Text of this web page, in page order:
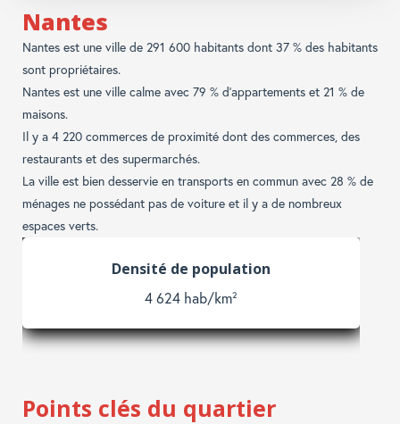
Points clés du quartier
Nantes
Nantes est une ville de 291 600 habitants dont 37 % des habitants
sont propriétaires.
Nantes est une ville calme avec 79 % d'appartements et 21 % de
maisons.
Il y a 4 220 commerces de proximité dont des commerces, des
restaurants et des supermarchés.
La ville est bien desservie en transports en commun avec 28 % de
ménages ne possédant pas de voiture et il y a de nombreux
espaces verts.
Enfants et adolescents
23 %